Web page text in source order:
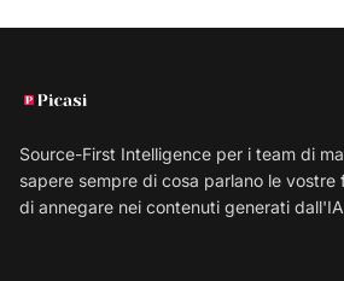
Source-First Intelligence per i team di
sapere sempre di cosa parlano le
di annegare nei contenuti generati